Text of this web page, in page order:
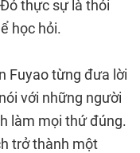
thực sự là thói
học hỏi.
Fuyao từng đưa lời
với những người
làm mọi thứ đúng.
trở thành một